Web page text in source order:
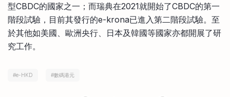
型CBDC的國家之一；而瑞典在2021就開始了CBDC的第一
階段試驗，目前其發行的e-krona已進入第二階段試驗。至
於其他如美國、歐洲央行、日本及韓國等國家亦都開展了研
究工作。
#e-HKD #數碼港元